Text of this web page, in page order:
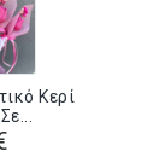
Κερί